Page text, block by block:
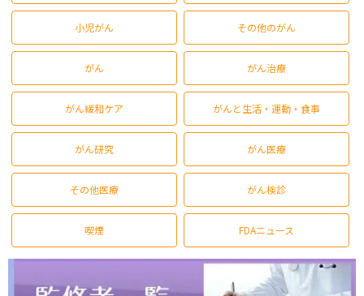
小児がん その他のがん
がん がん治療
がん緩和ケア がんと生活・運動・食事
がん研究 がん医療
その他医療 がん検診
喫煙 FDAニュース